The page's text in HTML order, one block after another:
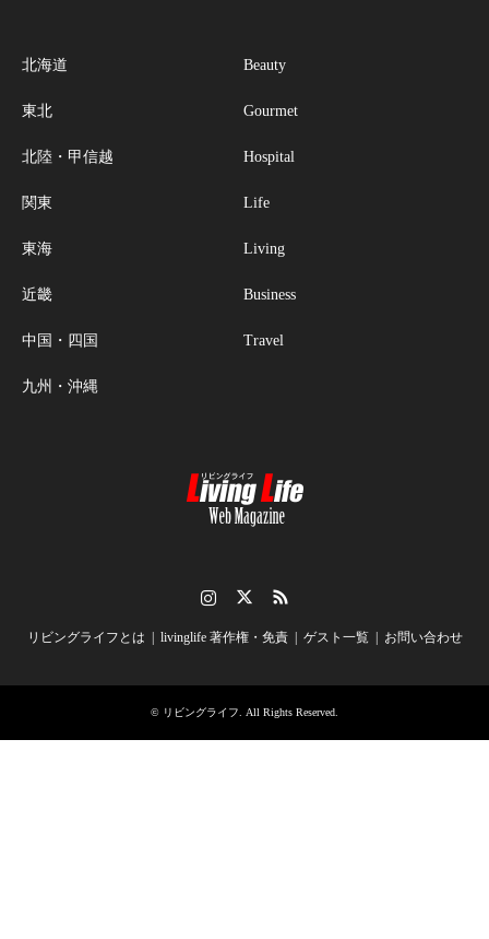
北海道
東北
北陸・甲信越
関東
東海
近畿
中国・四国
九州・沖縄
Beauty
Gourmet
Hospital
Life
Living
Business
Travel
リビングライフとは livinglife 著作権・免責 ゲスト一覧 お問い合わせ
© リビングライフ . All Rights Reserved.